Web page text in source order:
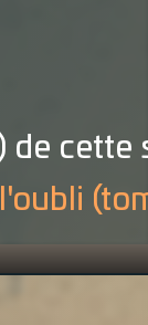
de cette